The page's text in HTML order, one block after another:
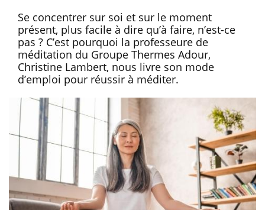
Se concentrer sur soi et sur le moment
présent, plus facile à dire qu’à faire, n’est-ce
pas ? C’est pourquoi la professeure de
méditation du Groupe Thermes Adour,
Christine Lambert, nous livre son mode
d’emploi pour réussir à méditer.